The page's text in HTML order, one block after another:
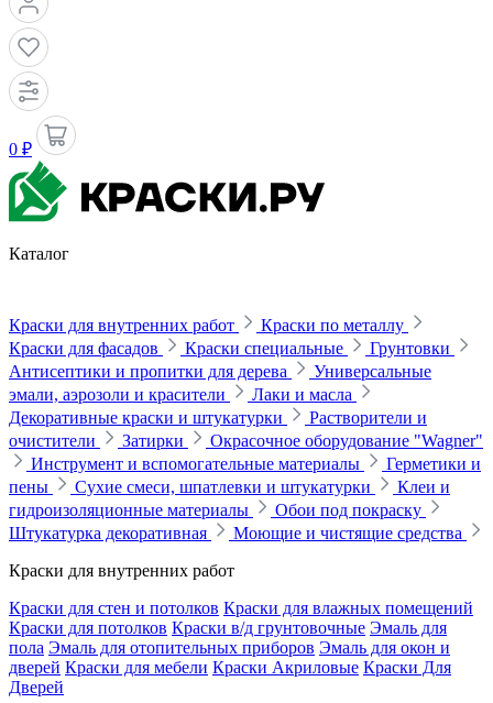
0 ₽
Каталог
Краски для внутренних работ
Краски по металлу
Краски для фасадов
Краски специальные
Грунтовки
Антисептики и пропитки для дерева
Универсальные
эмали, аэрозоли и красители
Лаки и масла
Декоративные краски и штукатурки
Растворители и
очистители
Затирки
Окрасочное оборудование "Wagner"
Инструмент и вспомогательные материалы
Герметики и
пены
Сухие смеси, шпатлевки и штукатурки
Клеи и
гидроизоляционные материалы
Обои под покраску
Штукатурка декоративная
Моющие и чистящие средства
Краски для внутренних работ
Краски для стен и потолков Краски для влажных помещений
Краски для потолков Краски в/д грунтовочные Эмаль для
пола Эмаль для отопительных приборов Эмаль для окон и
дверей Краски для мебели Краски Акриловые Краски Для
Дверей